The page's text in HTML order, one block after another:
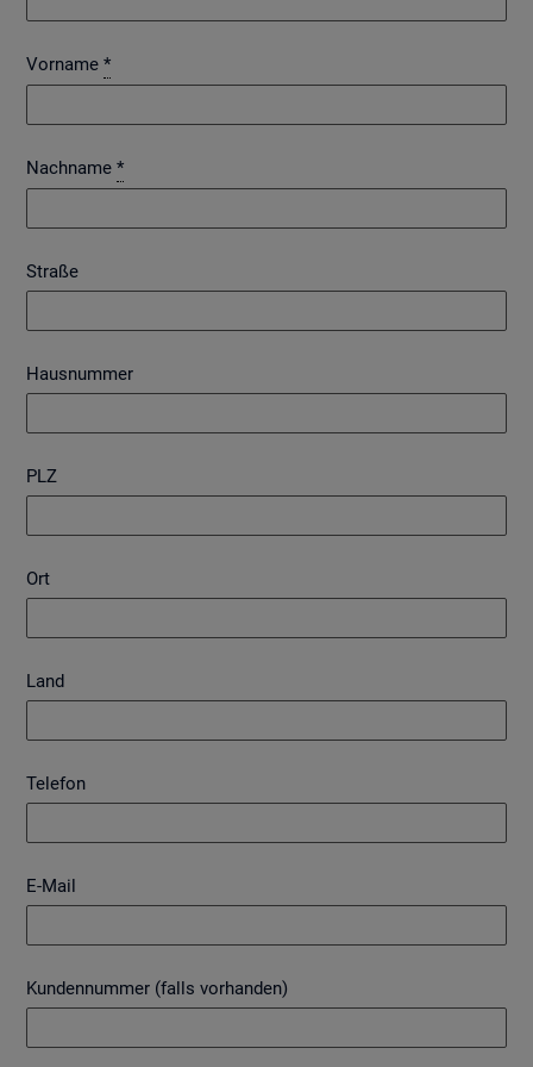
Vorname *
Nachname *
Straße
Hausnummer
PLZ
Ort
Land
Telefon
E-Mail
Kundennummer (falls vorhanden)